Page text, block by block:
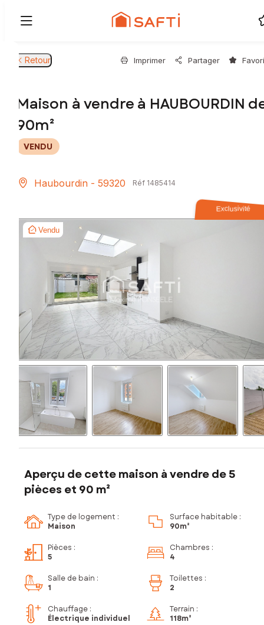
Retour Imprimer Partager
Maison à vendre à HAUBOURDIN
90m²
VENDU
Haubourdin - 59320 Réf 1485414
Exclusivité
Vendu
Aperçu de cette maison à vendre de 5
pièces et 90 m²
Type de logement :
Maison
Surface habitable :
90m²
Pièces :
5
Chambres :
4
Salle de bain :
1
Toilettes :
2
Chauffage :
Électrique individuel
Terrain :
118m²